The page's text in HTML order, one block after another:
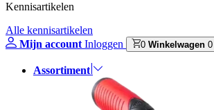
Kennisartikelen
Alle kennisartikelen
Mijn account Inloggen 0 Winkelwagen
Assortiment